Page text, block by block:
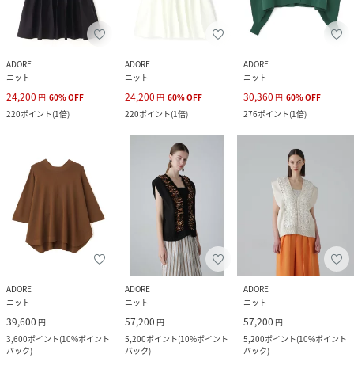
ADORE
ニット
24,200 円 60%OFF
220ポイント(1倍)
ADORE
ニット
24,200 円 60%OFF
220ポイント(1倍)
ADORE
ニット
30,360 円 60%OFF
276ポイント(1倍)
ADORE
ニット
39,600 円
3,600ポイント(10%ポイント
バック)
ADORE
ニット
57,200 円
5,200ポイント(10%ポイント
バック)
ADORE
ニット
57,200 円
5,200ポイント(10%ポイント
バック)